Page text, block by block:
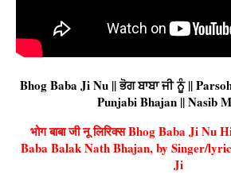
Bhog Baba Ji Nu || ਭੋਗ ਬਾਬਾ ਜੀ ਨੂੰ ||
Punjabi Bhajan || Nasib
भोग बाबा जी नू लिरिक्स Bhog Baba Ji
Baba Balak Nath Bhajan, by Singer/
Ji